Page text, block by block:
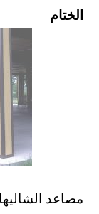
الختام
مصاعد